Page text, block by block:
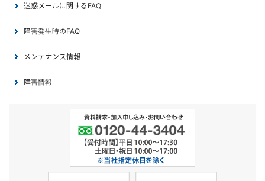
迷惑メールに関するFAQ
障害発生時のFAQ
メンテナンス情報
障害情報